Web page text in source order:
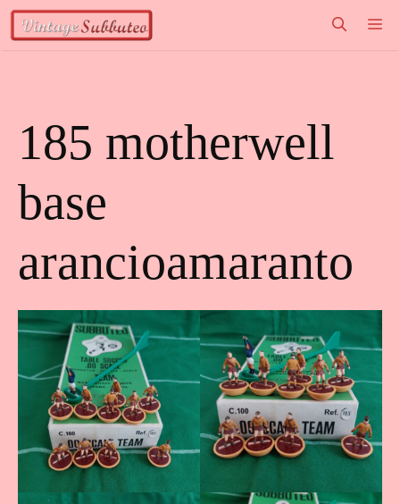
Vai
185 motherwell
base
arancioamaranto